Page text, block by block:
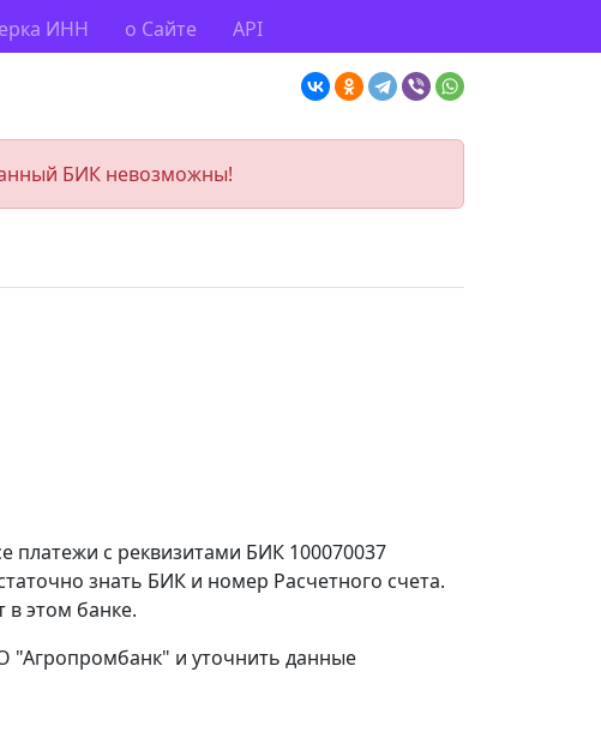
ИНН о Сайте API
БИК невозможны!
платежи с реквизитами БИК 100070037
знать БИК и номер Расчетного счета.
в этом банке.
"Агропромбанк" и уточнить данные